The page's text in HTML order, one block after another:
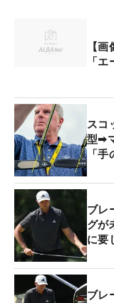
【
「
スコ
型➡
「
ブレ
グが
に要
ブレ